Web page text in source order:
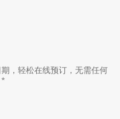
，轻松在线预订，无需任何